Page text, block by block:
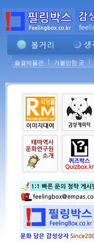
솔결박물관 가볼만한 곳